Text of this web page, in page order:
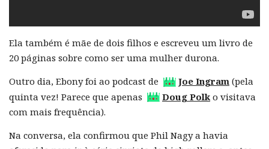
Ela também é mãe de dois filhos e escreveu um livro de
20 páginas sobre como ser uma mulher durona.
Outro dia, Ebony foi ao podcast de
Joe Ingram (pela
quinta vez! Parece que apenas
Doug Polk o visitava
com mais frequência).
Na conversa, ela confirmou que Phil Nagy a havia